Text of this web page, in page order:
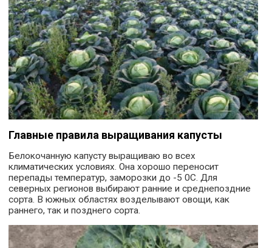
Главные правила выращивания капусты
Белокочанную капусту выращиваю во всех
климатических условиях. Она хорошо переносит
перепады температур, заморозки до -5 0С. Для
северных регионов выбирают ранние и среднепоздние
сорта. В южных областях возделывают овощи, как
раннего, так и позднего сорта.